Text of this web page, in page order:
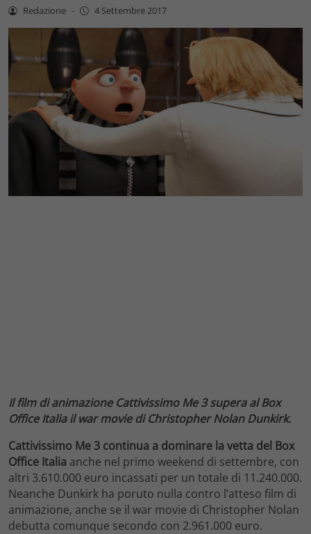
Redazione - 4 Settembre 2017
Il film di animazione Cattivissimo Me 3 supera al Box
Office Italia il war movie di Christopher Nolan Dunkirk.
Cattivissimo Me 3 continua a dominare la vetta del Box
Office Italia anche nel primo weekend di settembre, con
altri 3.610.000 euro incassati per un totale di 11.240.000.
Neanche Dunkirk ha poruto nulla contro l’atteso film di
animazione, anche se il war movie di Christopher Nolan
debutta comunque secondo con 2.961.000 euro.